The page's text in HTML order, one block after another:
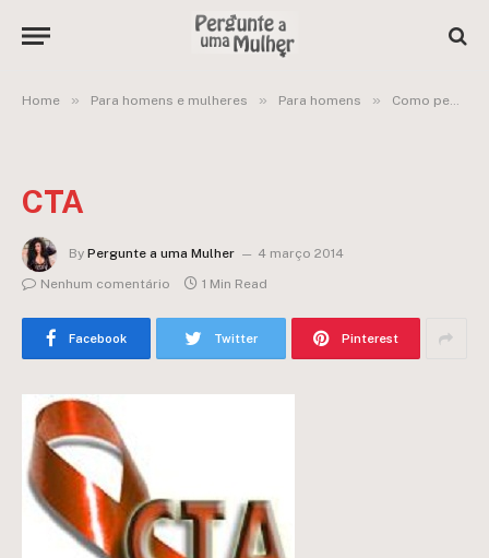
Home » Para homens e mulheres » Para homens » Como pedir que o meu parceiro faça um exame de DST?
CTA
By Pergunte a uma Mulher
4 março 2014
Nenhum comentário
1 Min Read
Facebook Twitter Pinterest